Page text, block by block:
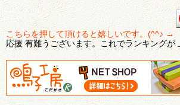
こちらを押して頂けると嬉しいです。(^^♪ →
応援 有難うございます。これでランキングが